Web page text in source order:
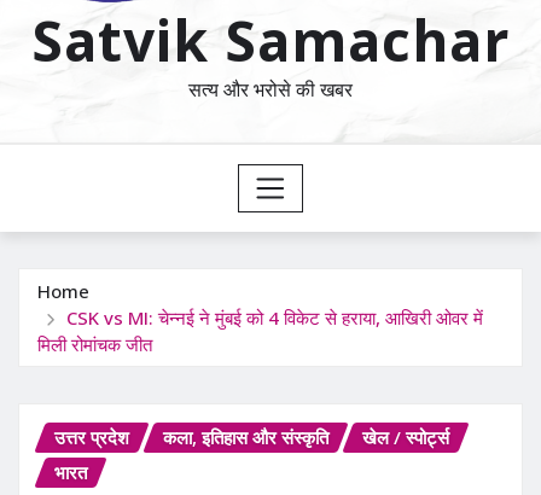
Satvik Samachar
सत्य और भरोसे की खबर
Home
CSK vs MI: चेन्नई ने मुंबई को 4 विकेट से हराया, आखिरी ओवर में
मिली रोमांचक जीत
उत्तर प्रदेश कला, इतिहास और संस्कृति
खेल / स्पोर्ट्स
भारत